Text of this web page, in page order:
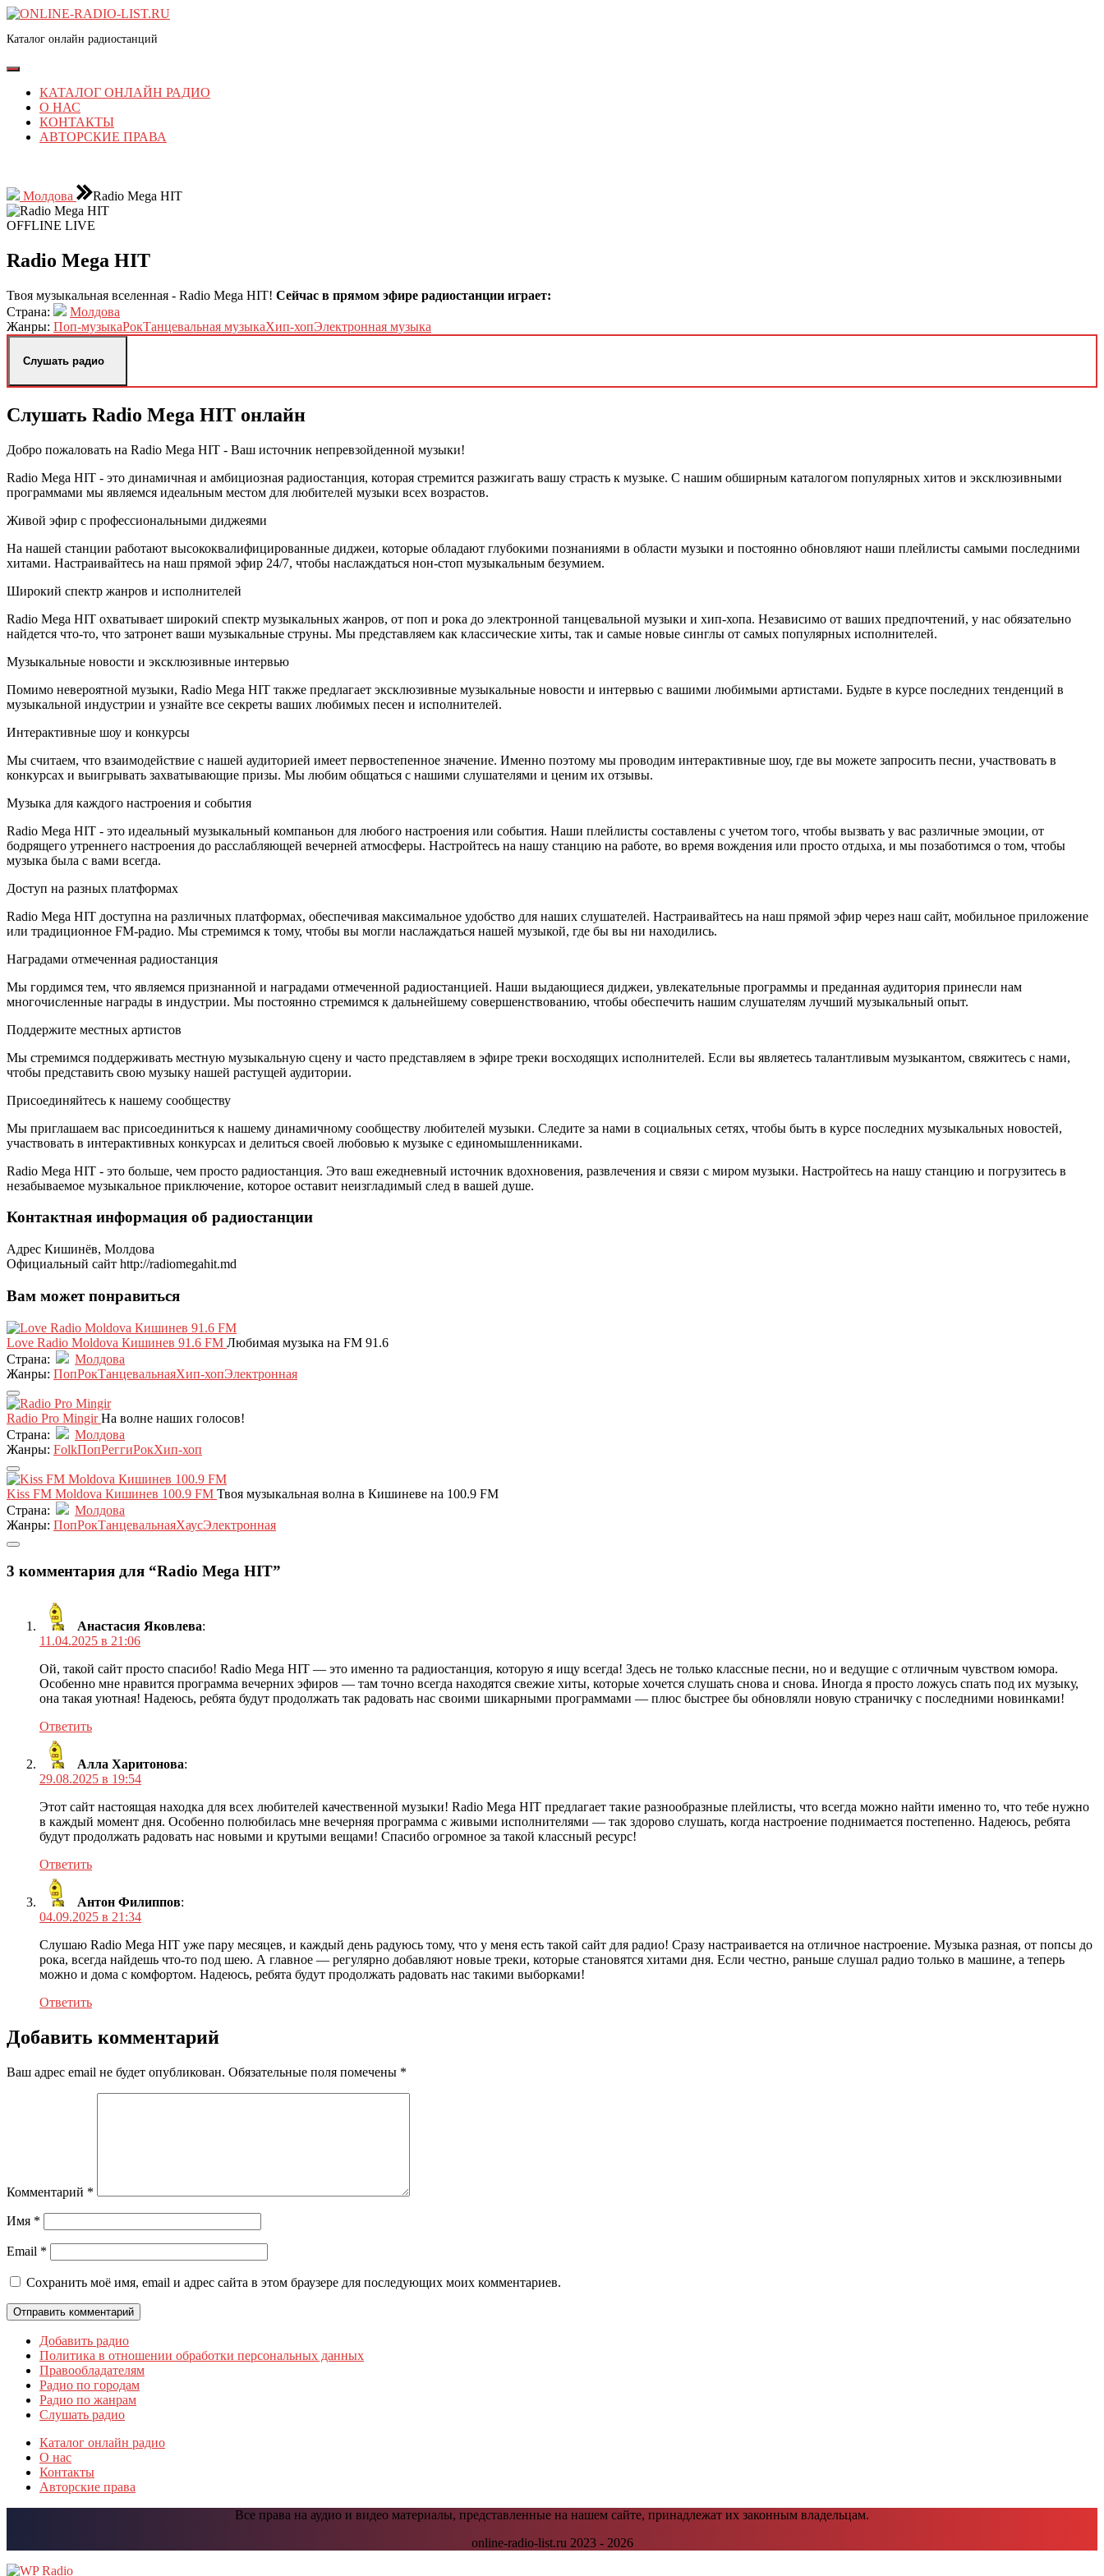
Перейти
содержимому
к
содержимому
Каталог онлайн радиостанций
Кнопка
ОткрытьКАТАЛОГ ОНЛАЙН РАДИО
О НАС
КОНТАКТЫ
АВТОРСКИЕ ПРАВА
Молдова
Radio Mega HIT
OFFLINE LIVE
Radio Mega HIT
Твоя музыкальная вселенная - Radio Mega HIT! Сейчас в прямом эфире радиостанции играет:
Страна:
Молдова
Жанры: Поп-музыкаРокТанцевальная музыкаХип-хопЭлектронная музыка
Слушать радио
Слушать Radio Mega HIT онлайн
Добро пожаловать на Radio Mega HIT - Ваш источник непревзойденной музыки!
Radio Mega HIT - это динамичная и амбициозная радиостанция, которая стремится разжигать вашу страсть к музыке. С нашим обширным каталогом популярных хитов и эксклюзивными
программами мы являемся идеальным местом для любителей музыки всех возрастов.
Живой эфир с профессиональными диджеями
На нашей станции работают высококвалифицированные диджеи, которые обладают глубокими познаниями в области музыки и постоянно обновляют наши плейлисты самыми последними
хитами. Настраивайтесь на наш прямой эфир 24/7, чтобы наслаждаться нон-стоп музыкальным безумием.
Широкий спектр жанров и исполнителей
Radio Mega HIT охватывает широкий спектр музыкальных жанров, от поп и рока до электронной танцевальной музыки и хип-хопа. Независимо от ваших предпочтений, у нас обязательно
найдется что-то, что затронет ваши музыкальные струны. Мы представляем как классические хиты, так и самые новые синглы от самых популярных исполнителей.
Музыкальные новости и эксклюзивные интервью
Помимо невероятной музыки, Radio Mega HIT также предлагает эксклюзивные музыкальные новости и интервью с вашими любимыми артистами. Будьте в курсе последних тенденций в
музыкальной индустрии и узнайте все секреты ваших любимых песен и исполнителей.
Интерактивные шоу и конкурсы
Мы считаем, что взаимодействие с нашей аудиторией имеет первостепенное значение. Именно поэтому мы проводим интерактивные шоу, где вы можете запросить песни, участвовать в
конкурсах и выигрывать захватывающие призы. Мы любим общаться с нашими слушателями и ценим их отзывы.
Музыка для каждого настроения и события
Radio Mega HIT - это идеальный музыкальный компаньон для любого настроения или события. Наши плейлисты составлены с учетом того, чтобы вызвать у вас различные эмоции, от
бодрящего утреннего настроения до расслабляющей вечерней атмосферы. Настройтесь на нашу станцию на работе, во время вождения или просто отдыха, и мы позаботимся о том, чтобы
музыка была с вами всегда.
Доступ на разных платформах
Radio Mega HIT доступна на различных платформах, обеспечивая максимальное удобство для наших слушателей. Настраивайтесь на наш прямой эфир через наш сайт, мобильное приложение
или традиционное FM-радио. Мы стремимся к тому, чтобы вы могли наслаждаться нашей музыкой, где бы вы ни находились.
Наградами отмеченная радиостанция
Мы гордимся тем, что являемся признанной и наградами отмеченной радиостанцией. Наши выдающиеся диджеи, увлекательные программы и преданная аудитория принесли нам
многочисленные награды в индустрии. Мы постоянно стремимся к дальнейшему совершенствованию, чтобы обеспечить нашим слушателям лучший музыкальный опыт.
Поддержите местных артистов
Мы стремимся поддерживать местную музыкальную сцену и часто представляем в эфире треки восходящих исполнителей. Если вы являетесь талантливым музыкантом, свяжитесь с нами,
чтобы представить свою музыку нашей растущей аудитории.
Присоединяйтесь к нашему сообществу
Мы приглашаем вас присоединиться к нашему динамичному сообществу любителей музыки. Следите за нами в социальных сетях, чтобы быть в курсе последних музыкальных новостей,
участвовать в интерактивных конкурсах и делиться своей любовью к музыке с единомышленниками.
Radio Mega HIT - это больше, чем просто радиостанция. Это ваш ежедневный источник вдохновения, развлечения и связи с миром музыки. Настройтесь на нашу станцию и погрузитесь в
незабываемое музыкальное приключение, которое оставит неизгладимый след в вашей душе.
Контактная информация об радиостанции
Адрес Кишинёв, Молдова
Официальный сайт http://radiomegahit.md
Вам может понравиться
Love Radio Moldova Кишинев 91.6 FM Любимая музыка на FM 91.6
Страна:
Молдова
Жанры: ПопРокТанцевальнаяХип-хопЭлектронная
Radio Pro Mingir На волне наших голосов!
Страна:
Молдова
Жанры: FolkПопРеггиРокХип-хоп
Kiss FM Moldova Кишинев 100.9 FM Твоя музыкальная волна в Кишиневе на 100.9 FM
Страна:
Молдова
Жанры: ПопРокТанцевальнаяХаусЭлектронная
3 комментария для “Radio Mega HIT”
Анастасия Яковлева:
11.04.2025 в 21:06
Ой, такой сайт просто спасибо! Radio Mega HIT — это именно та радиостанция, которую я ищу всегда! Здесь не только классные песни, но и ведущие с отличным чувством юмора.
Особенно мне нравится программа вечерних эфиров — там точно всегда находятся свежие хиты, которые хочется слушать снова и снова. Иногда я просто ложусь спать под их музыку,
она такая уютная! Надеюсь, ребята будут продолжать так радовать нас своими шикарными программами — плюс быстрее бы обновляли новую страничку с последними новинками!
Ответить
Алла Харитонова:
29.08.2025 в 19:54
Этот сайт настоящая находка для всех любителей качественной музыки! Radio Mega HIT предлагает такие разнообразные плейлисты, что всегда можно найти именно то, что тебе нужно
в каждый момент дня. Особенно полюбилась мне вечерняя программа с живыми исполнителями — так здорово слушать, когда настроение поднимается постепенно. Надеюсь, ребята
будут продолжать радовать нас новыми и крутыми вещами! Спасибо огромное за такой классный ресурс!
Ответить
Антон Филиппов:
04.09.2025 в 21:34
Слушаю Radio Mega HIT уже пару месяцев, и каждый день радуюсь тому, что у меня есть такой сайт для радио! Сразу настраивается на отличное настроение. Музыка разная, от попсы до
рока, всегда найдешь что-то под шею. А главное — регулярно добавляют новые треки, которые становятся хитами дня. Если честно, раньше слушал радио только в машине, а теперь
можно и дома с комфортом. Надеюсь, ребята будут продолжать радовать нас такими выборками!
Ответить
Добавить комментарий
Ваш адрес email не будет опубликован. Обязательные поля помечены *
Комментарий *
Имя *
Email *
Сохранить моё имя, email и адрес сайта в этом браузере для последующих моих комментариев.
Добавить радио
Политика в отношении обработки персональных данных
Правообладателям
Радио по городам
Радио по жанрам
Слушать радио
Каталог онлайн радио
О нас
Контакты
Авторские права
Все права на аудио и видео материалы, представленные на нашем сайте, принадлежат их законным владельцам.
online-radio-list.ru 2023 - 2026
Прокрутить